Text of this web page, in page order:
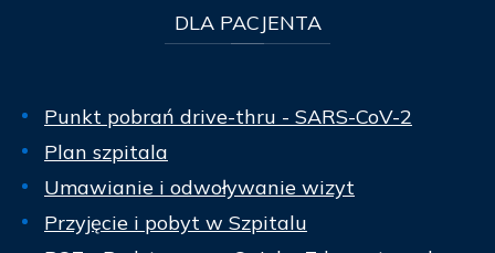
DLAPACJENTA
Punkt pobrań drive-thru - SARS-CoV-2
Plan szpitala
Umawianie i odwoływanie wizyt
Przyjęcie i pobyt w Szpitalu